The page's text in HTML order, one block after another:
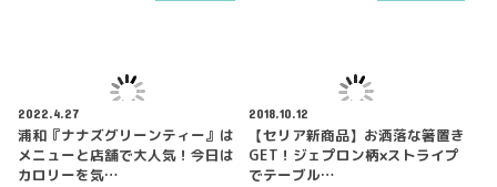
2022.4.27
浦和『ナナズグリーンティー』は
メニューと店舗で大人気！今日は
カロリーを気…
2018.10.12
【セリア新商品】お洒落な箸置き
GET！ジェプロン柄×ストライプ
でテーブル…